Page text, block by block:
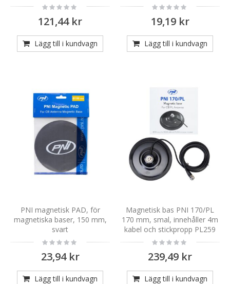
Rating:
0%
121,44 kr
Lägg till i kundvagn
Rating:
0%
19,19 kr
Lägg till i kundvagn
PNI magnetisk PAD, för
magnetiska baser, 150 mm,
svart
Rating:
0%
23,94 kr
Lägg till i kundvagn
Magnetisk bas PNI 170/PL
170 mm, smal, innehåller 4m
kabel och stickpropp PL259
Rating:
0%
239,49 kr
Lägg till i kundvagn